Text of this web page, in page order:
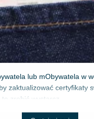
lub mObywatela w
zaktualizować certyfikaty
zrobić wystarcz...